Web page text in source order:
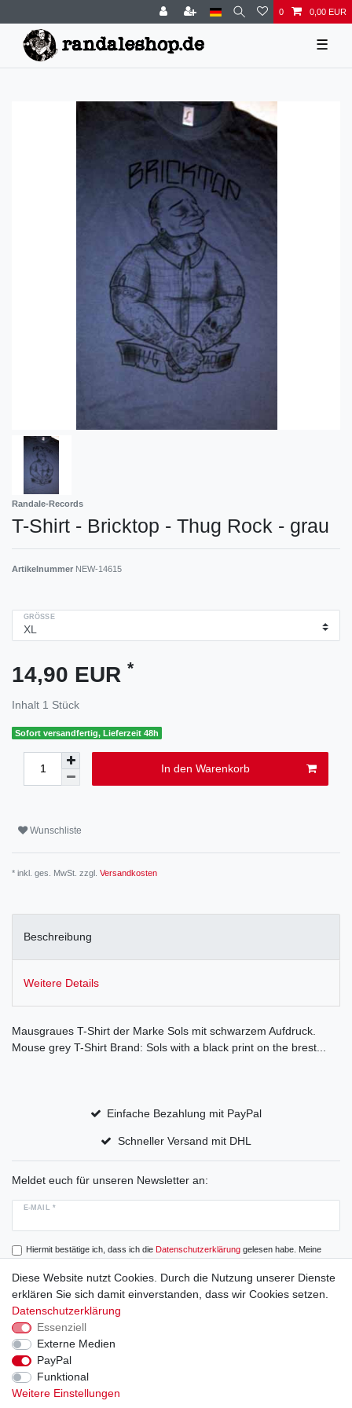
0 0,00 EUR
☰
Randale-Records
T-Shirt - Bricktop - Thug Rock - grau
Artikelnummer NEW-14615
GRÖSSE
14,90 EUR *
Inhalt 1 Stück
Sofort versandfertig, Lieferzeit 48h
In den Warenkorb
Wunschliste
* inkl. ges. MwSt. zzgl. Versandkosten
Beschreibung
Weitere Details
Mausgraues T-Shirt der Marke Sols mit schwarzem Aufdruck.
Mouse grey T-Shirt Brand: Sols with a black print on the brest...
Einfache Bezahlung mit PayPal
Schneller Versand mit DHL
Meldet euch für unseren Newsletter an:
E-MAIL *
Hiermit bestätige ich, dass ich die Daten­schutz­erklärunggelesen habe. Meine
Einwilligung kann ich jederzeit widerrufen.
Abonnieren
Widerrufs­recht
Diese Website nutzt Cookies. Durch die Nutzung unserer Dienste
erklären Sie sich damit einverstanden, dass wir Cookies setzen.
Datenschutzerklärung
Essenziell
Externe Medien
PayPal
Funktional
Weitere Einstellungen